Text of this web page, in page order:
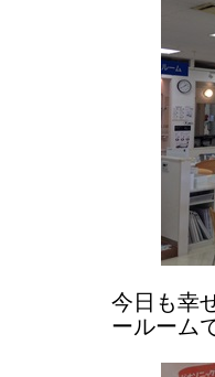
今日も幸
ールーム